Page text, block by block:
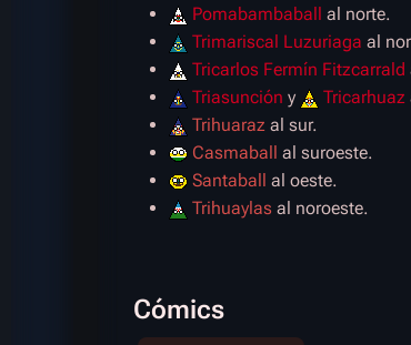
Pomabambaball al norte.
Trimariscal Luzuriaga al
Tricarlos Fermín Fitzcarrald
Triasunción y Tricarhuaz
Trihuaraz al sur.
Casmaball al suroeste.
Santaball al oeste.
Trihuaylas al noroeste.
Cómics